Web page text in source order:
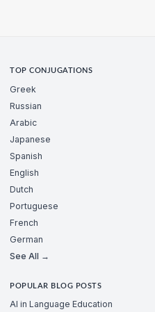
TOP CONJUGATIONS
Greek
Russian
Arabic
Japanese
Spanish
English
Dutch
Portuguese
French
German
See All →
POPULAR BLOG POSTS
AI in Language Education